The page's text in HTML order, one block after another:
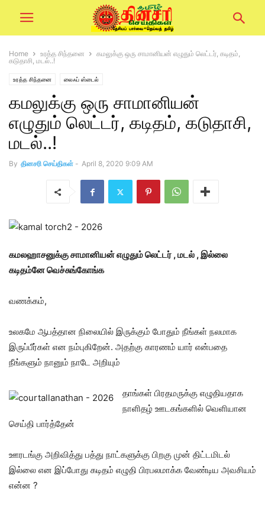
Home உரத்த சிந்தனை
கமலுக்கு ஒரு சாமானியன் எழுதும் லெட்டர், கடிதம்,
கடுதாசி, மடல்..!
உரத்த சிந்தனை லைஃப் ஸ்டைல்
கமலுக்கு ஒரு சாமானியன்
எழுதும் லெட்டர், கடிதம், கடுதாசி,
மடல்..!
By தினசரி செய்திகள் - April 8, 2020 9:09 AM
கமலஹாசனுக்கு சாமானியன் எழுதும் லெட்டர் , மடல் , இல்லை
கடிதம்னே வெச்சுங்கோங்க
வணக்கம்,
உலகமே ஆபத்தான நிலையில் இருக்கும் போதும் நீங்கள் நலமாக
இருப்பீர்கள் என நம்புகிறேன். அதற்கு காரணம் யார் என்பதை
நீங்களும் நானும் நாடே அறியும்
தாங்கள் பிரதமருக்கு எழுதியதாக
நாளிதழ் ஊடகங்களில் வெளியான
செய்தி பார்த்தேன்
ஊரடங்கு அறிவித்து பத்து நாட்களுக்கு பிறகு முன் திட்டமிடல்
இல்லை என இப்போது கடிதம் எழுதி பிரபலமாக்க வேண்டிய அவசியம்
என்ன ?